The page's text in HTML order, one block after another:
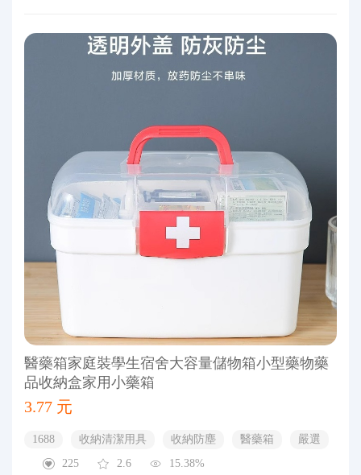
醫藥箱家庭裝學生宿舍大容量儲物箱小型藥物藥
品收納盒家用小藥箱
3.77 元
1688 收納清潔用具 收納防塵 醫藥箱
嚴選
225
2.6 15.38%